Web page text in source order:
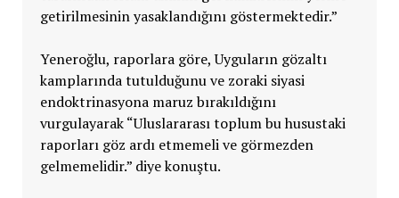
getirilmesinin yasaklandığını göstermektedir.”
Yeneroğlu, raporlara göre, Uyguların gözaltı
kamplarında tutulduğunu ve zoraki siyasi
endoktrinasyona maruz bırakıldığını
vurgulayarak “Uluslararası toplum bu husustaki
raporları göz ardı etmemeli ve görmezden
gelmemelidir.” diye konuştu.